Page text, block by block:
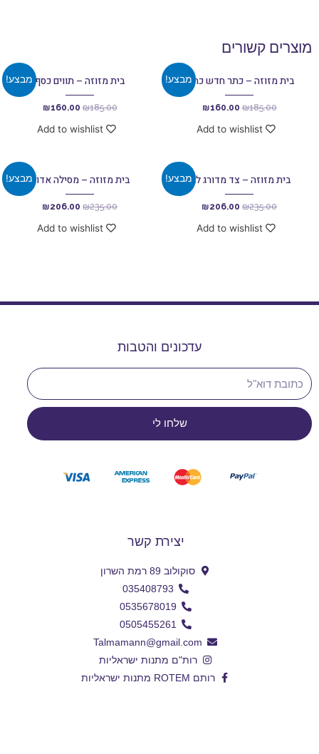
מוצרים קשורים
מבצע!בית מזוזה – כתר חדש כחול
₪185.00
₪160.00
Add to wishlist
מבצע! בית מזוזה – תווים כסף
₪185.00
₪160.00
Add to wishlist
מבצע!בית מזוזה – צד מדורג לבן
₪235.00
₪206.00
Add to wishlist
מבצע!בית מזוזה – מסילה אדום
₪235.00
₪206.00
Add to wishlist
עדכונים והטבות
שלחו לי
יצירת קשר
סוקולוב 89 רמת השרון
035408793
0535678019
0505455261
Talmamann@gmail.com
רות"ם מתנות ישראליות
רותם ROTEM מתנות ישראליות